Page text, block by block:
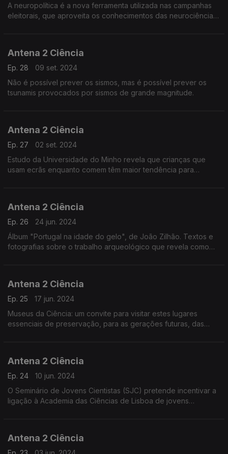
A neuropolítica é a nova ferramenta utilizada nas campanhas
eleitorais, que aproveita os conhecimentos das neurociências
Antena 2 Ciência
Ep. 28
09 set. 2024
Não é possível prever os sismos, mas é possível prever os
tsunamis provocados por sismos de grande magnitude.
Antena 2 Ciência
Ep. 27
02 set. 2024
Estudo da Universidade do Minho revela que crianças que
usam ecrãs enquanto comem têm maior tendência para
Antena 2 Ciência
Ep. 26
24 jun. 2024
Álbum "Portugal na idade do gelo", de João Zilhão. Textos e
fotografias sobre o trabalho arqueológico que revela como
Antena 2 Ciência
Ep. 25
17 jun. 2024
Museus da Ciência: um convite para visitar estes lugares
essenciais de preservação, para as gerações futuras, das
Antena 2 Ciência
Ep. 24
10 jun. 2024
O Seminário de Jovens Cientistas (SJC) pretende incentivar a
ligação à Academia das Ciências de Lisboa de jovens
Antena 2 Ciência